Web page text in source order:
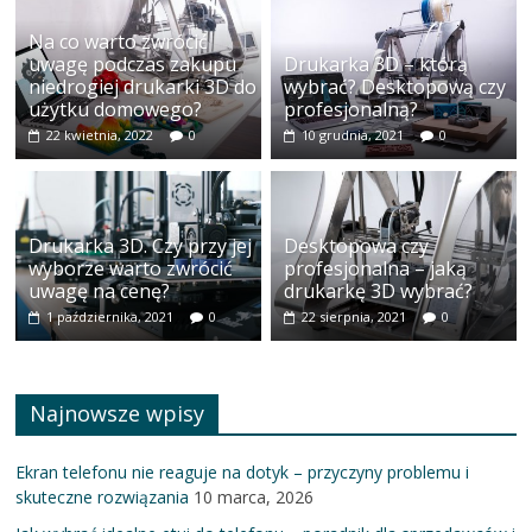
użytku domowego?
22 kwietnia, 2022 0
profesjonalną?
10 grudnia, 2021 0
Drukarka 3D. Czy przy jej
wyborze warto zwrócić
uwagę na cenę?
1 października, 2021
Desktopowa czy
profesjonalna – jaką
drukarkę 3D wybrać?
22 sierpnia, 2021 0
Najnowsze wpisy
Ekran telefonu nie reaguje na dotyk – przyczyny problemu i
skuteczne rozwiązania 10 marca, 2026
klientów 13 maja, 2025
Zrównoważony rozwój w branży GSM: Ekologiczne produkty i